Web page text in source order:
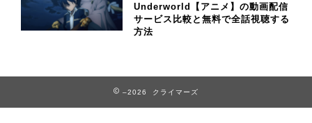
Underworld【アニメ】の動画配信
サービス比較と無料で全話視聴する
方法
–2026 クライマーズ